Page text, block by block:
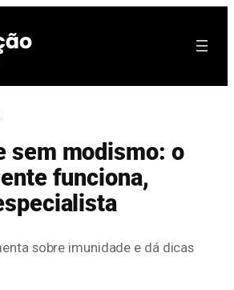
sem modismo: o
funciona,
sobre imunidade e dá dicas